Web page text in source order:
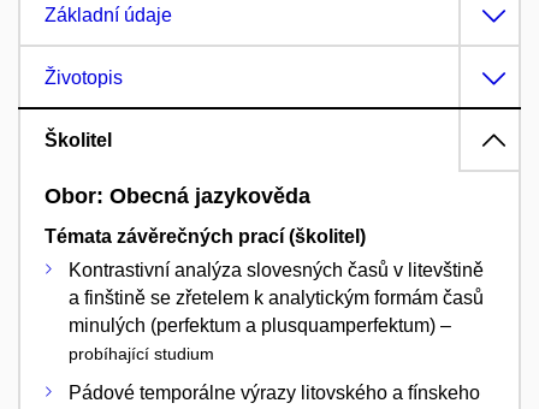
Základní údaje
Životopis
Školitel
Obor: Obecná jazykověda
Témata závěrečných prací (školitel)
Kontrastivní analýza slovesných časů v litevštině
a finštině se zřetelem k analytickým formám časů
minulých (perfektum a plusquamperfektum) –
probíhající studium
Pádové temporálne výrazy litovského a fínskeho